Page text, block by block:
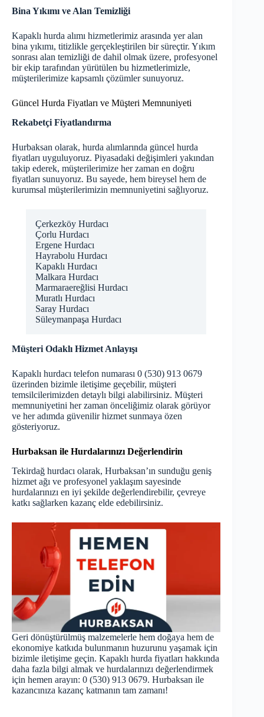
Bina Yıkımı ve Alan Temizliği
Kapaklı hurda alımı hizmetlerimiz arasında yer alan
bina yıkımı, titizlikle gerçekleştirilen bir süreçtir. Yıkım
sonrası alan temizliği de dahil olmak üzere, profesyonel
bir ekip tarafından yürütülen bu hizmetlerimizle,
müşterilerimize kapsamlı çözümler sunuyoruz.
Güncel Hurda Fiyatları ve Müşteri Memnuniyeti
Rekabetçi Fiyatlandırma
Hurbaksan olarak, hurda alımlarında güncel hurda
fiyatları uyguluyoruz. Piyasadaki değişimleri yakından
takip ederek, müşterilerimize her zaman en doğru
fiyatları sunuyoruz. Bu sayede, hem bireysel hem de
kurumsal müşterilerimizin memnuniyetini sağlıyoruz.
Çerkezköy Hurdacı
Çorlu Hurdacı
Ergene Hurdacı
Hayrabolu Hurdacı
Kapaklı Hurdacı
Malkara Hurdacı
Marmaraereğlisi Hurdacı
Muratlı Hurdacı
Saray Hurdacı
Süleymanpaşa Hurdacı
Müşteri Odaklı Hizmet Anlayışı
Kapaklı hurdacı telefon numarası 0 (530) 913 0679
üzerinden bizimle iletişime geçebilir, müşteri
temsilcilerimizden detaylı bilgi alabilirsiniz. Müşteri
memnuniyetini her zaman önceliğimiz olarak görüyor
ve her adımda güvenilir hizmet sunmaya özen
gösteriyoruz.
Hurbaksan ile Hurdalarınızı Değerlendirin
Tekirdağ hurdacı olarak, Hurbaksan’ın sunduğu geniş
hizmet ağı ve profesyonel yaklaşım sayesinde
hurdalarınızı en iyi şekilde değerlendirebilir, çevreye
katkı sağlarken kazanç elde edebilirsiniz.
Geri dönüştürülmüş malzemelerle hem doğaya hem de
ekonomiye katkıda bulunmanın huzurunu yaşamak için
bizimle iletişime geçin. Kapaklı hurda fiyatları hakkında
daha fazla bilgi almak ve hurdalarınızı değerlendirmek
için hemen arayın: 0 (530) 913 0679. Hurbaksan ile
kazancınıza kazanç katmanın tam zamanı!